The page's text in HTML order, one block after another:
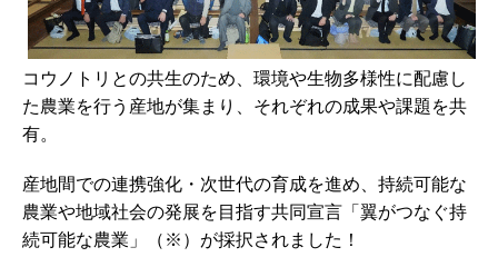
コウノトリとの共生のため、環境や生物多様性に配慮し
た農業を行う産地が集まり、それぞれの成果や課題を共
有。
産地間での連携強化・次世代の育成を進め、持続可能な
農業や地域社会の発展を目指す共同宣言「翼がつなぐ持
続可能な農業」（※）が採択されました！